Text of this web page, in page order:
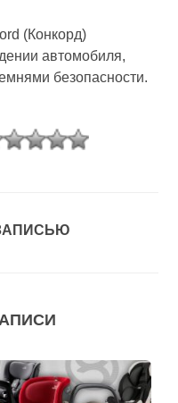
(Конкорд)
автомобиля,
безопасности.